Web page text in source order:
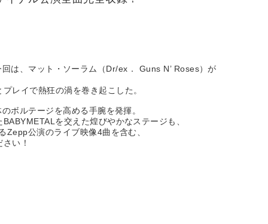
は、マット・ソーラム（Dr/ex． Guns N’ Roses）が
レイで熱狂の渦を巻き起こした。
ボルテージを高める手腕を発揮。
を交えた煌びやかなステージも、
公演のライブ映像4曲を含む、
い！